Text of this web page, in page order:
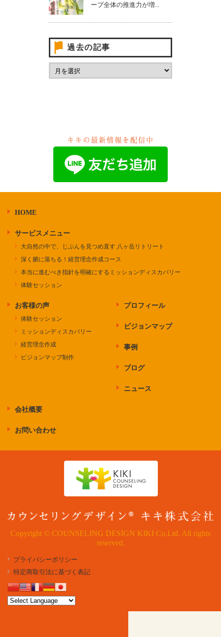
ープ全体の推進力が増...
過去の記事
キキの最新情報を配信中
HOME
サービスメニュー
大自然の中で、じぶんを見つめ直す 八ヶ岳リトリート
深く腑に落ちる！経営理念作成コース
本当に進むべき指針を明確にするミッションディスカバリー
体験セッション
お客様の声
体験セッション
ミッションディスカバリー
経営理念作成
ビジョンマップ制作
プロフィール
ビジョンマップ
事例
ブログ
ニュース
会社概要
お問い合わせ
Copyright © COUNSELING DESIGN KIKI Co,Ltd. All rights
reserved.
プライバシーポリシー
特定商取引法に基づく表記